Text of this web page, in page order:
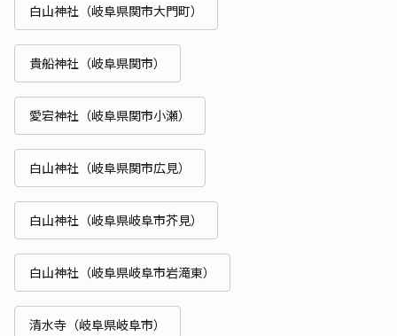
白山神社（岐阜県関市大門町）
貴船神社（岐阜県関市）
愛宕神社（岐阜県関市小瀬）
白山神社（岐阜県関市広見）
白山神社（岐阜県岐阜市芥見）
白山神社（岐阜県岐阜市岩滝東）
清水寺（岐阜県岐阜市）